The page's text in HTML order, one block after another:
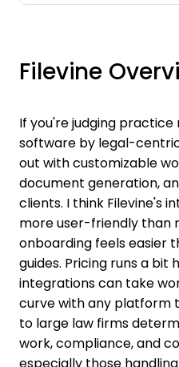
Filevine
If you're judging
software by legal-
out with customizable
document generation,
clients. I think Filevine's
more user-friendly than
onboarding feels easier
guides. Pricing runs a bit
integrations can take
curve with any platform
to large law firms
work, compliance, and
especially those